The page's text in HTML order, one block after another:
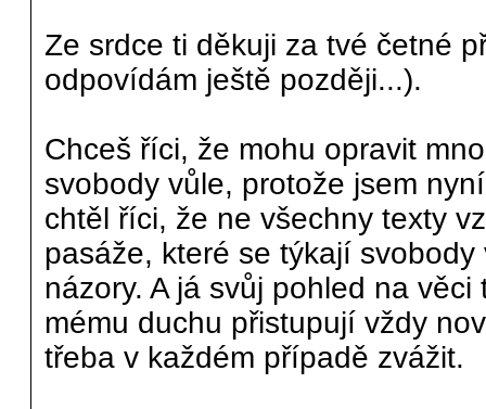
Ze srdce ti děkuji za tvé četné
odpovídám ještě později...).
Chceš říci, že mohu opravit
svobody vůle, protože jsem
chtěl říci, že ne všechny texty
pasáže, které se týkají
názory. A já svůj pohled na
mému duchu přistupují vždy
třeba v každém případě zvážit.